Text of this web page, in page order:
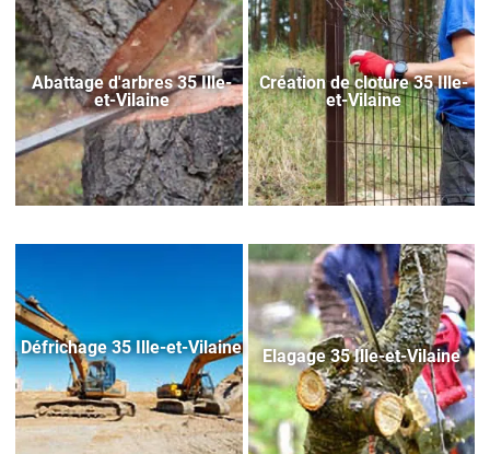
Abattage d'arbres 35 Ille-
et-Vilaine
Création de cloture 35 Ille-
et-Vilaine
Défrichage 35 Ille-et-Vilaine Elagage 35 Ille-et-Vilaine